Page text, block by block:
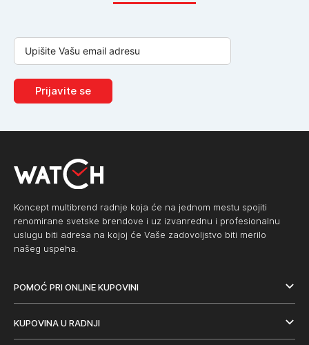
Prijavite se
Koncept multibrend radnje koja će na jednom mestu spojiti
renomirane svetske brendove i uz izvanrednu i profesionalnu
uslugu biti adresa na kojoj će Vaše zadovoljstvo biti merilo
našeg uspeha.
POMOĆ PRI ONLINE KUPOVINI
KUPOVINA U RADNJI